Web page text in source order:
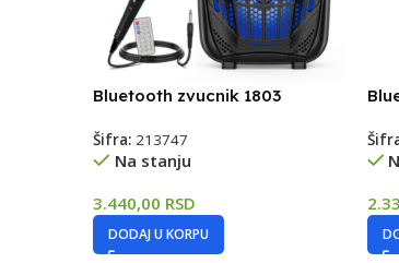
Bluetooth zvucnik 1803
Šifra: 213747
Na stanju
3.440,00 RSD
DODAJ U KORPU